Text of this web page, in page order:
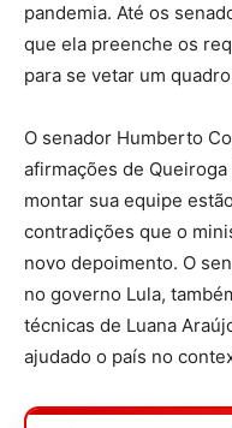
pandemia. Até os
que ela preenche os
para se vetar um
O senador Humberto
afirmações de
montar sua equipe
contradições que o
novo depoimento. O
no governo Lula,
técnicas de Luana
ajudado o país no